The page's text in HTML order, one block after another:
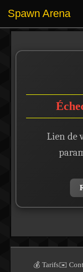
Spawn Arena
Lien de
💰 Tarifs✉️